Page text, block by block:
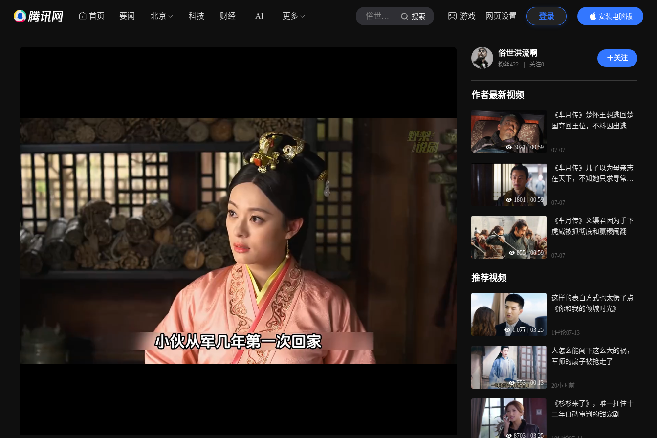
首页 要闻 北京 科技 财经 AI 更多 俗世洪流啊 搜索 游戏 网页设置 登录
安装电脑版
内容更精彩
俗世洪流啊
粉丝422 | 关注0
关注
作者最新视频
3021 | 00:59
《芈月传》楚怀王想逃回楚
国夺回王位，不料因出逃失
07-07
1801 00:59
《芈月传》儿子以为母亲志
在天下，不知她只求寻常安
07-07
855 | 00:59
《芈月传》义渠君因为手下
虎威被抓彻底和赢稷闹翻
07-07
推荐视频
1.0万 03:25
这样的表白方式也太愣了点
《你和我的倾城时光》
1评论07-13
753 | 00:13
人怎么能闯下这么大的祸，
军师的扇子被抢走了
20小时前
8703 03:25
《杉杉来了》，唯一扛住十
二年口碑审判的甜宠剧